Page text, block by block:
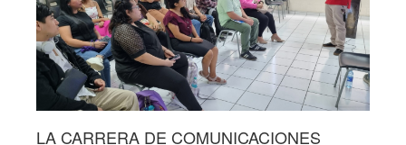
LA CARRERA DE COMUNICACIONES